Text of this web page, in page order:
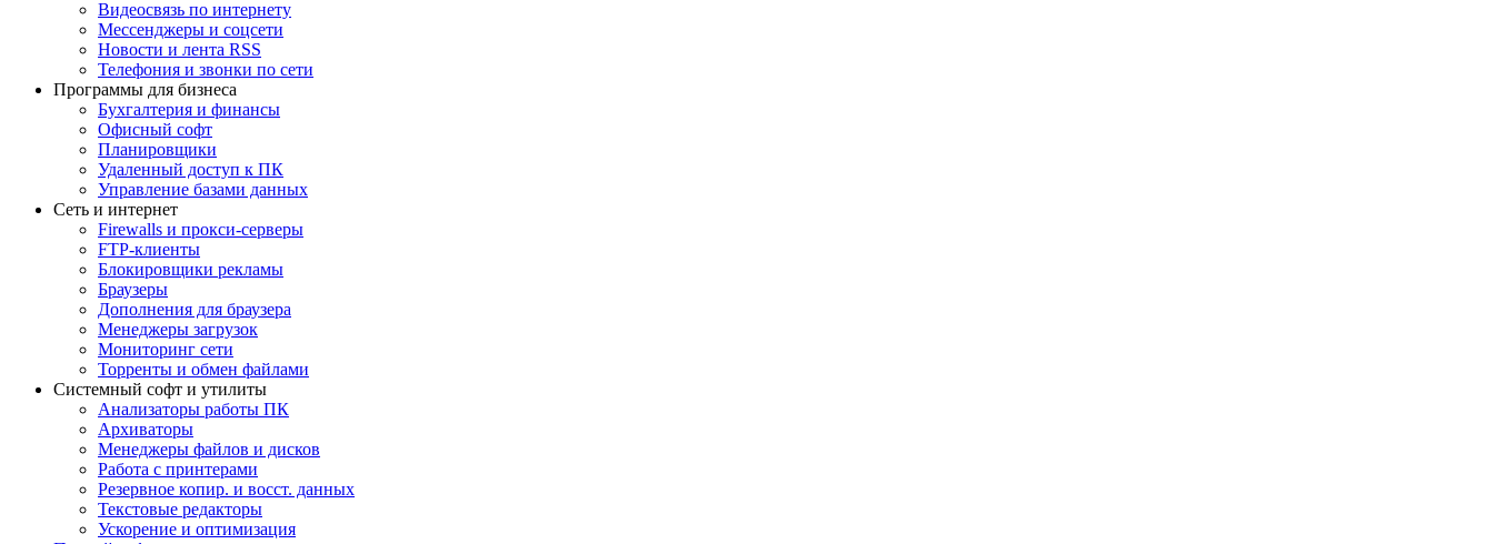
Видеосвязь по интернету
Мессенджеры и соцсети
Новости и лента RSS
Телефония и звонки по сети
Программы для бизнеса
Бухгалтерия и финансы
Офисный софт
Планировщики
Удаленный доступ к ПК
Управление базами данных
Сеть и интернет
Firewalls и прокси-серверы
FTP-клиенты
Блокировщики рекламы
Браузеры
Дополнения для браузера
Менеджеры загрузок
Мониторинг сети
Торренты и обмен файлами
Системный софт и утилиты
Анализаторы работы ПК
Архиваторы
Менеджеры файлов и дисков
Работа с принтерами
Резервное копир. и восст. данных
Текстовые редакторы
Ускорение и оптимизация